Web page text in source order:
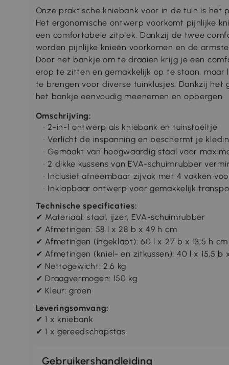
Onze praktische kniebank voor in de tuin is het
Het ergonomische ontwerp voorkomt pijnlijke
een comfortabele zitplek. Dankzij de twee
worden pijnlijke knieën voorkomen en de
Door het bankje om te draaien krijg je een
erop te zitten en gemakkelijk op te staan,
te brengen voor diverse tuinklusjes. Dankzij
het bankje eenvoudig meenemen en opbergen.
Omschrijving:
· 2-in-1 ontwerp als kniebank en tuinstoeltje
· Verlicht de inspanning en beschermt je
· Gemaakt van hoogwaardig staal voor
· 2 dikke kussens van EVA-schuimrubber
· Inclusief afneembaar zijvak met 4 vakken
· Inklapbaar ontwerp voor gemakkelijk
Technische specificaties:
✔ Materiaal: staal, ijzer, EVA-schuimrubber
✔ Afmetingen: 58 l x 28 b x 49 h cm
✔ Afmetingen (ingeklapt): 60 l x 27 b x 13,5 h cm
✔ Afmetingen (kniel- en zitkussen): 40 l x 15,5 b
✔ Nettogewicht: 2,6 kg
✔ Draagvermogen: 150 kg
✔ Kleur: groen
Leveringsomvang:
✔ 1 x kniebank
✔ 1 x gereedschapstas
Gebruikershandleiding